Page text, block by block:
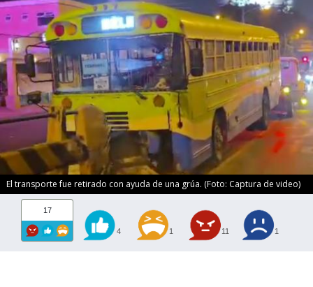
El transporte fue retirado con ayuda de una grúa. (Foto: Captura de video)
17
4 1 11 1